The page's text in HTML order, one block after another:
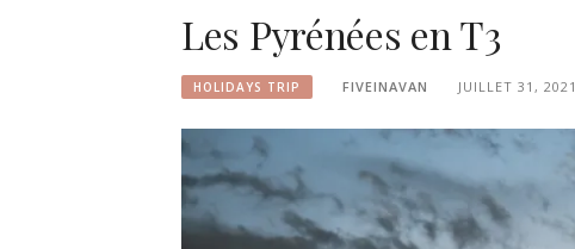
Les Pyrénées en T3
HOLIDAYS TRIP FIVEINAVAN JUILLET 31, 2021